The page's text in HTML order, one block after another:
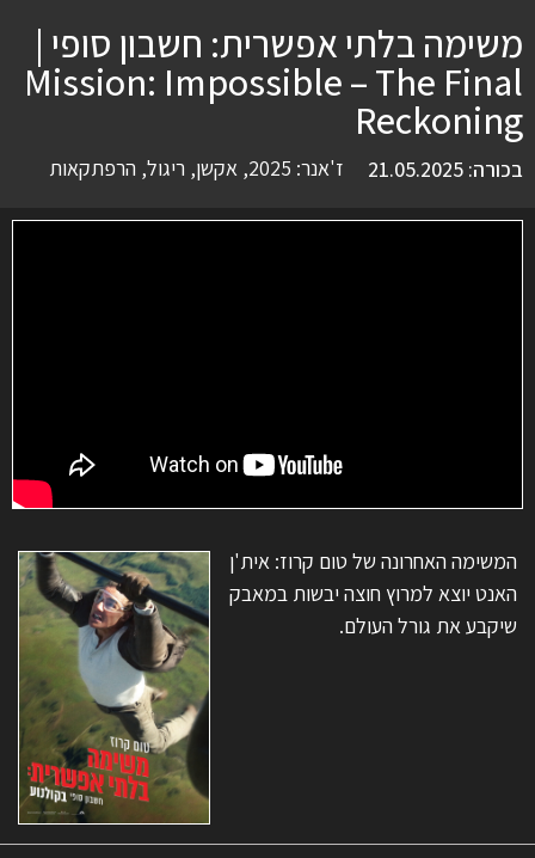
משימה בלתי אפשרית: חשבון סופי |
Mission: Impossible – The Final
Reckoning
בכורה: 21.05.2025 ז'אנר: 2025
, אקשן, ריגול, הרפתקאות
המשימה האחרונה של טום קרוז: אית'ן
האנט יוצא למרוץ חוצה יבשות במאבק
שיקבע את גורל העולם.